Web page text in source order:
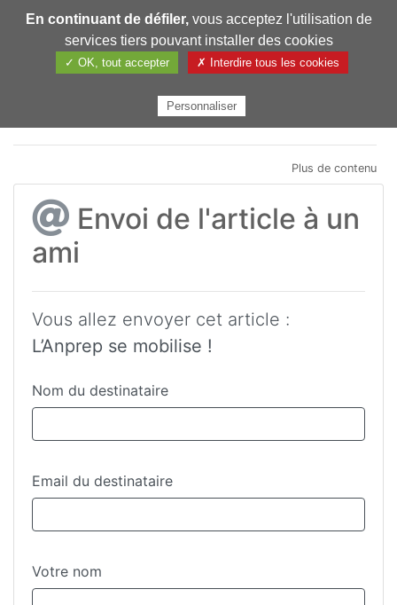
Pharmechange
Plus de contenu
Envoi de l'article à un
ami
Vous allez envoyer cet article :
L’Anprep se mobilise !
Nom du destinataire
Email du destinataire
Votre nom
En continuant de défiler,vous acceptez l'utilisation de
services tiers pouvant installer des cookies
✓ OK, tout accepter ✗ Interdire tous les cookies
Personnaliser